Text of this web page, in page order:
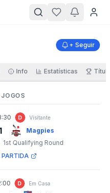
+ Seguir
Info Estatísticas
D Visitante
Magpies
1st Qualifying Round
PARTIDA
D Em Casa